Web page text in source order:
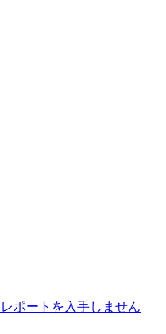
ポートを入手しません